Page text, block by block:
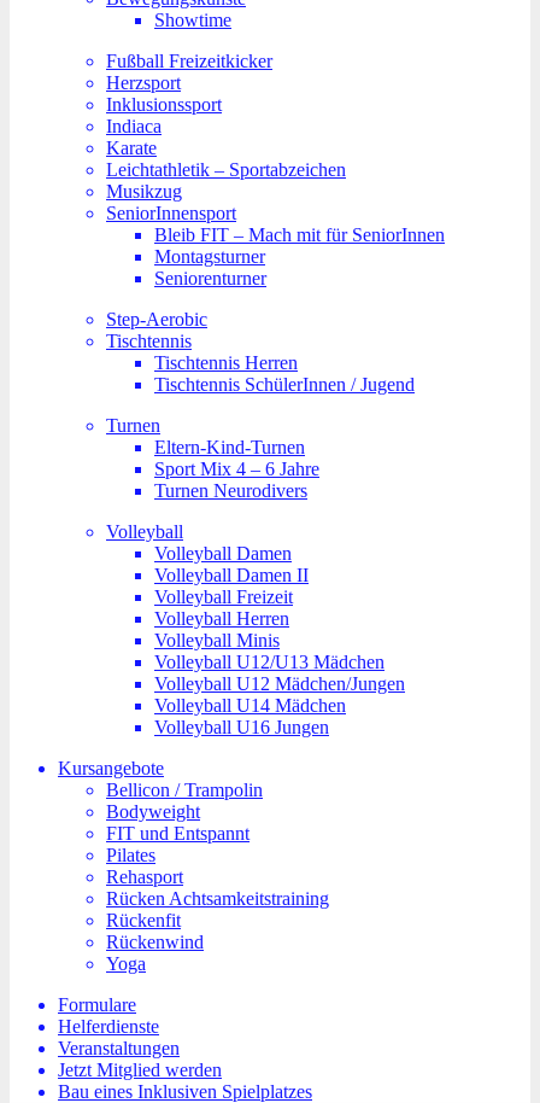
Showtime
Fußball Freizeitkicker
Herzsport
Inklusionssport
Indiaca
Karate
Leichtathletik – Sportabzeichen
Musikzug
SeniorInnensport
Bleib FIT – Mach mit für SeniorInnen
Montagsturner
Seniorenturner
Step-Aerobic
Tischtennis
Tischtennis Herren
Tischtennis SchülerInnen / Jugend
Turnen
Eltern-Kind-Turnen
Sport Mix 4 – 6 Jahre
Turnen Neurodivers
Volleyball
Volleyball Damen
Volleyball Damen II
Volleyball Freizeit
Volleyball Herren
Volleyball Minis
Volleyball U12/U13 Mädchen
Volleyball U12 Mädchen/Jungen
Volleyball U14 Mädchen
Volleyball U16 Jungen
Kursangebote
Bellicon / Trampolin
Bodyweight
FIT und Entspannt
Pilates
Rehasport
Rücken Achtsamkeitstraining
Rückenfit
Rückenwind
Yoga
Formulare
Helferdienste
Veranstaltungen
Jetzt Mitglied werden
Bau eines Inklusiven Spielplatzes